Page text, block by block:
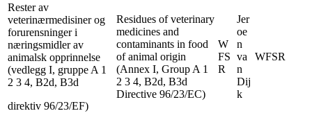
Rester av
veterinærmedisiner og
forurensninger i
næringsmidler av
animalsk opprinnelse
(vedlegg I, gruppe A 1
2 3 4, B2d, B3d
direktiv 96/23/EF)
Residues of veterinary
medicines and
contaminants in food
of animal origin
(Annex I, Group A 1
2 3 4, B2d, B3d
Directive 96/23/EC)
W
FS
R
Jer
oe
n
va
n
Dij
k
WFSR